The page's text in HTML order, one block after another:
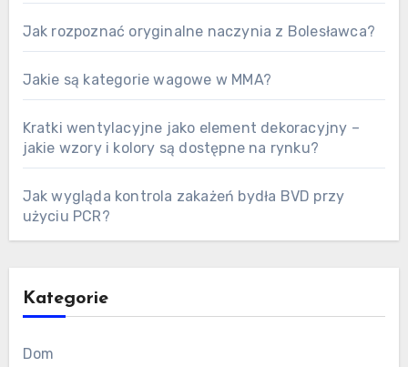
Jak rozpoznać oryginalne naczynia z Bolesławca?
Jakie są kategorie wagowe w MMA?
Kratki wentylacyjne jako element dekoracyjny –
jakie wzory i kolory są dostępne na rynku?
Jak wygląda kontrola zakażeń bydła BVD przy
użyciu PCR?
Kategorie
Dom